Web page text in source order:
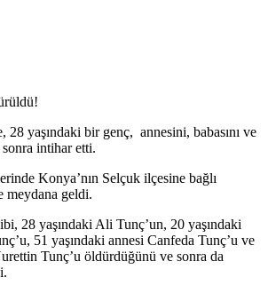
28 yaşındaki bir genç, annesini, babasını ve
intihar etti.
Konya’nın Selçuk ilçesine bağlı
meydana geldi.
28 yaşındaki Ali Tunç’un, 20 yaşındaki
51 yaşındaki annesi Canfeda Tunç’u ve
Tunç’u öldürdüğünü ve sonra da